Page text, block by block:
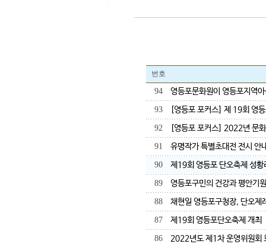
번호
94 영등포문화원이 영등포지역
93 [영등포 포커스] 제 19회 영
92 [영등포 포커스] 2022년 문
91 유명작가 특별초대전 전시 안
90 제19회 영등포 단오축제 성황
89 영등포구민의 건강과 평안기
88 채현일 영등포구청장, 단오제
87 제19회 영등포단오축제 개최
86 2022년도 제1차 운영위원회